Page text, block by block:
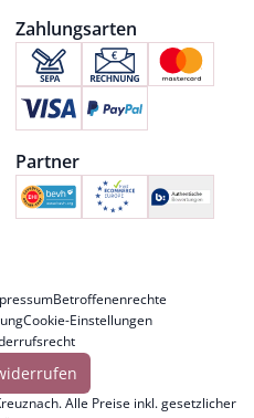
Zahlungsarten
Partner
Betroffenenrechte
Cookie-Einstellungen
Alle Preise inkl. gesetzlicher